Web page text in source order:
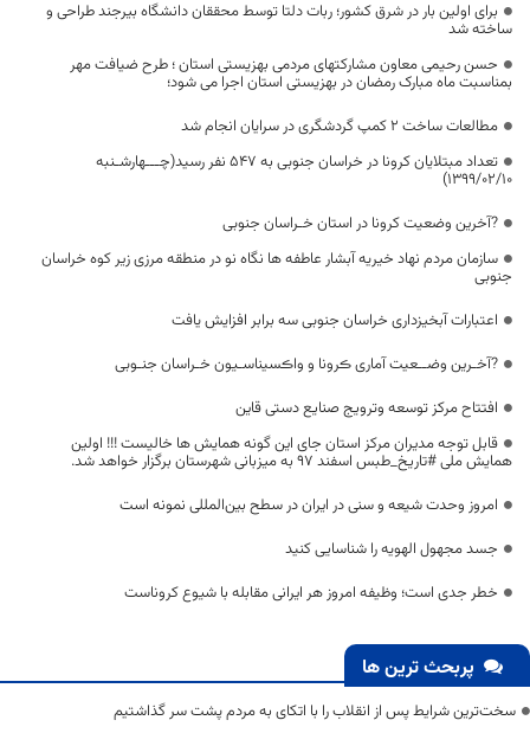
برای اولین بار در شرق کشور؛ ربات دلتا توسط محققان دانشگاه بیرجند طراحی و
ساخته شد
حسن رحیمی معاون مشارکتهای مردمی بهزیستی استان ؛ طرح ضیافت مهر
بمناسبت ماه مبارک رمضان در بهزیستی استان اجرا می شود؛
مطالعات ساخت 2 کمپ گردشگری در سرایان انجام شد
تعداد مبتلایان کرونا در خراسان جنوبی به 547 نفر رسید(چـــهارشـنبه
1399/02/10)
?آخرین وضعیت کرونا در استان خـراسان جنوبی
سازمان مردم نهاد خیریه آبشار عاطفه ها نگاه نو در منطقه مرزی زیر کوه خراسان
جنوبی
اعتبارات آبخیزداری خراسان جنوبی سه برابر افزایش یافت
?آخـرین وضــعیت آماری ڪرونا و واڪسیناسـیون خـراسان جنـوبی
افتتاح مرکز توسعه وترویج صنایع دستی قاین
قابل توجه مدیران مرکز استان جای این گونه همایش ها خالیست !!! اولین
همایش ملی #تاریخ_طبس اسفند ۹۷ به میزبانی شهرستان برگزار خواهد شد.
امروز وحدت شیعه و سنی در ایران در سطح بین‌المللی نمونه است
جسد مجهول الهویه را شناسایی کنید
خطر جدی است؛ وظیفه امروز هر ایرانی مقابله با شیوع کروناست
پربحث ترین ها
سخت‌ترین شرایط پس از انقلاب را با اتکای به مردم پشت سر گذاشتیم